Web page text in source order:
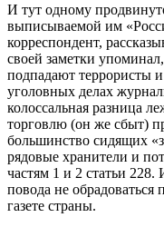
И тут одному
выписываемой им
корреспондент,
своей заметки
подпадают террористы
уголовных делах
колоссальная разница
торговлю (он же сбыт)
большинство сидящих
рядовые хранители и
частям 1 и 2 статьи
повода не
газете страны.